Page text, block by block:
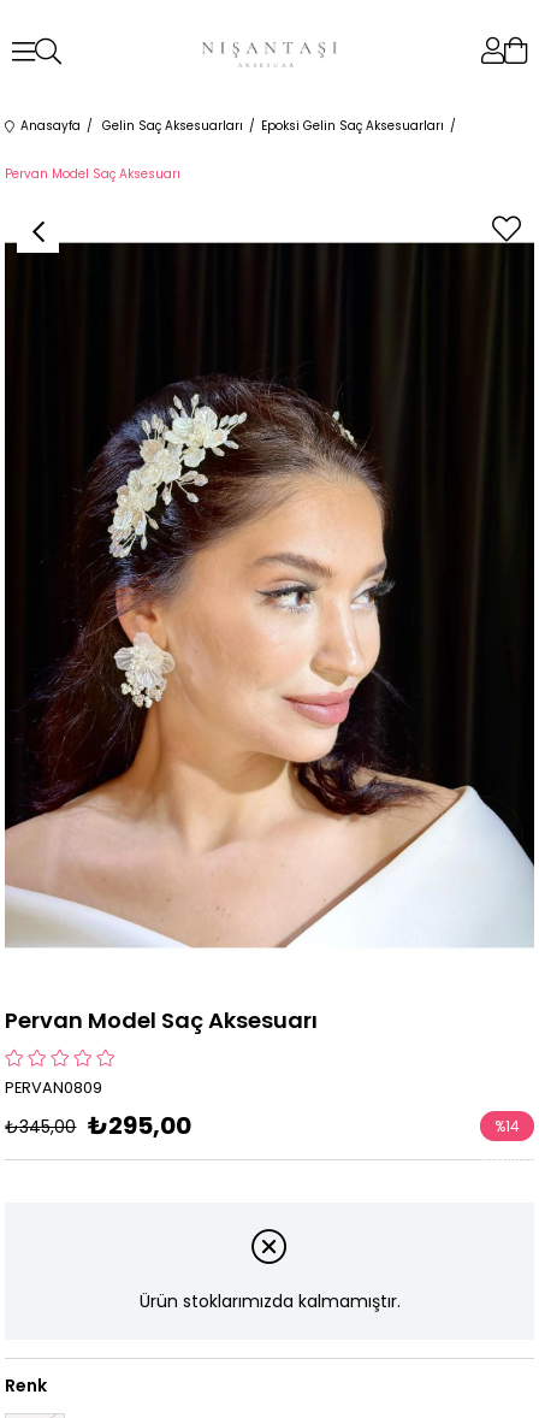
Anasayfa Gelin Saç Aksesuarları Epoksi Gelin Saç Aksesuarları
Pervan Model Saç Aksesuarı
Pervan Model Saç Aksesuarı
PERVAN0809
₺345,00 ₺295,00 %14
İndirim
Ürün stoklarımızda kalmamıştır.
Renk